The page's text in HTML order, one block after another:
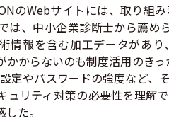
のWebサイトには、取り組
は、中小企業診断士から薦め
情報を含む加工データがあ
かからないのも制度活用のき
定やパスワードの強度など、
ュリティ対策の必要性を理解
た。